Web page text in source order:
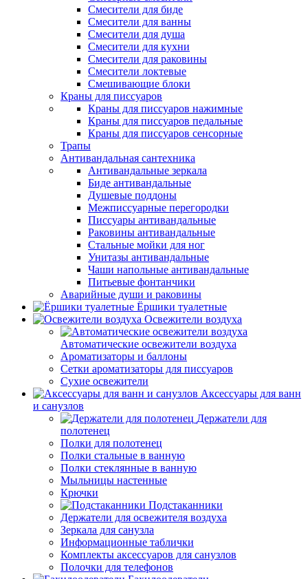
Смесители для биде
Смесители для ванны
Смесители для душа
Смесители для кухни
Смесители для раковины
Смесители локтевые
Смешивающие блоки
Краны для писсуаров
Краны для писсуаров нажимные
Краны для писсуаров педальные
Краны для писсуаров сенсорные
Трапы
Антивандальная сантехника
Антивандальные зеркала
Биде антивандальные
Душевые поддоны
Межписсуарные перегородки
Писсуары антивандальные
Раковины антивандальные
Стальные мойки для ног
Унитазы антивандальные
Чаши напольные антивандальные
Питьевые фонтанчики
Аварийные души и раковины
Ёршики туалетные
Освежители воздуха
Автоматические освежители воздуха
Ароматизаторы и баллоны
Сетки ароматизаторы для писсуаров
Сухие освежители
Аксессуары для ванн
и санузлов
Держатели для
полотенец
Полки для полотенец
Полки стальные в ванную
Полки стеклянные в ванную
Мыльницы настенные
Крючки
Подстаканники
Держатели для освежителя воздуха
Зеркала для санузла
Информационные таблички
Комплекты аксессуаров для санузлов
Полочки для телефонов